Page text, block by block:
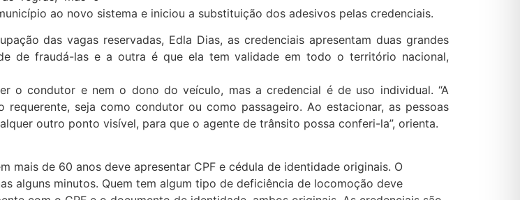
ao novo sistema e iniciou a substituição dos adesivos pelas credenciais.
das vagas reservadas, Edla Dias, as credenciais apresentam duas grandes
de fraudá-las e a outra é que ela tem validade em todo o território nacional,
o condutor e nem o dono do veículo, mas a credencial é de uso individual. “A
seja como condutor ou como passageiro. Ao estacionar, as pessoas
outro ponto visível, para que o agente de trânsito possa conferi-la”, orienta.
mais de 60 anos deve apresentar CPF e cédula de identidade originais. O
alguns minutos. Quem tem algum tipo de deficiência de locomoção deve